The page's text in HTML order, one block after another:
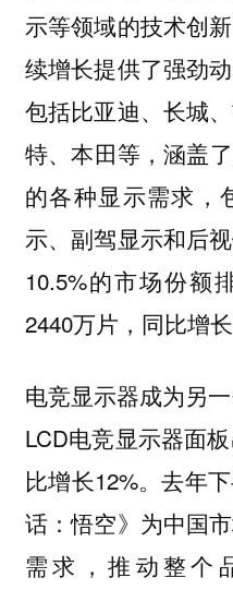
示等领域的技术创
续增长提供了强劲
包括比亚迪、长城
特、本田等‌，涵盖
的各种显示需求，
示、副驾显示和后
10.5%的市场份额
2440万片，同比增长
电竞显示器成为另一
LCD电竞显示器面
比增长12%。去年
话：悟空》为中国
需求，推动整个